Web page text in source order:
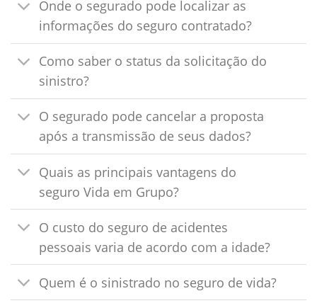
Onde o segurado pode localizar as
informações do seguro contratado?
Como saber o status da solicitação do
sinistro?
O segurado pode cancelar a proposta
após a transmissão de seus dados?
Quais as principais vantagens do
seguro Vida em Grupo?
O custo do seguro de acidentes
pessoais varia de acordo com a idade?
Quem é o sinistrado no seguro de vida?